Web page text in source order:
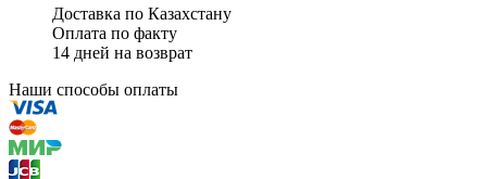
Доставка по Казахстану
Оплата по факту
14 дней на возврат
Наши способы оплаты